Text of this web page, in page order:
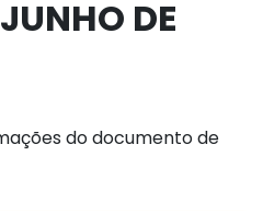
DE
do documento de